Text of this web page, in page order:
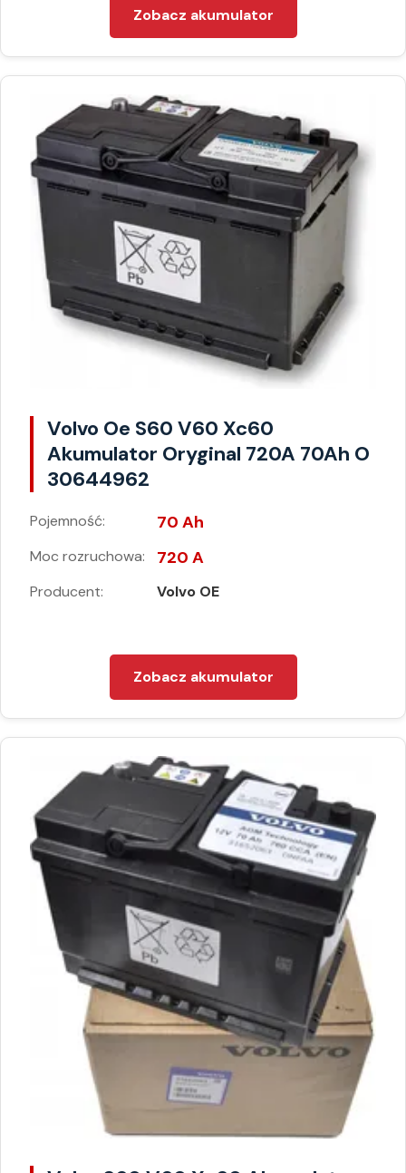
Zobacz akumulator
Volvo Oe S60 V60 Xc60
Akumulator Oryginal 720A 70Ah O
30644962
Pojemność: 70 Ah
Moc rozruchowa: 720 A
Producent: Volvo OE
Zobacz akumulator